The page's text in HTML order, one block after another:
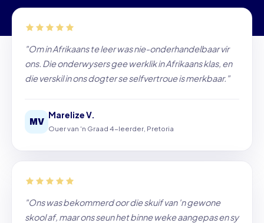
"Om in Afrikaans te leer was nie-onderhandelbaar vir
ons. Die onderwysers gee werklik in Afrikaans klas, en
die verskil in ons dogter se selfvertroue is merkbaar."
MV
Marelize V.
Ouer van 'n Graad 4-leerder, Pretoria
"Ons was bekommerd oor die skuif van 'n gewone
skool af, maar ons seun het binne weke aangepas en sy